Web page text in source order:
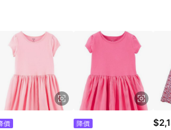
退款不在此限。 6. APP 請更新至
眾募資商品，禮物卡，開館保證金，補
格。 9. LINE 購物站上之商品規格、
商品資訊頁及購物車不符，以
物車標示為準。 10. 點數紅包使用規
準。 11. 若於 LINE 購物前往 Pinkoi
APP 並完成訂單，不符合導購資格；承
後，需透過 LINE 購物前往 Pinkoi 頁
價 降價